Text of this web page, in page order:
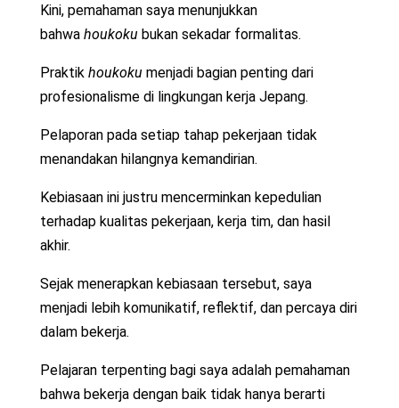
Kini, pemahaman saya menunjukkan
bahwa houkoku bukan sekadar formalitas.
Praktik houkoku menjadi bagian penting dari
profesionalisme di lingkungan kerja Jepang.
Pelaporan pada setiap tahap pekerjaan tidak
menandakan hilangnya kemandirian.
Kebiasaan ini justru mencerminkan kepedulian
terhadap kualitas pekerjaan, kerja tim, dan hasil
akhir.
Sejak menerapkan kebiasaan tersebut, saya
menjadi lebih komunikatif, reflektif, dan percaya diri
dalam bekerja.
Pelajaran terpenting bagi saya adalah pemahaman
bahwa bekerja dengan baik tidak hanya berarti